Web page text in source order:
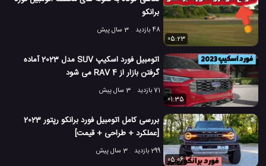
برانکو
48 بازدید
3 سال پیش
05:23
اتومبیل فورد اسکیپ SUV مدل 2023 آماده
گرفتن بازار از RAV 4 می شود
71 بازدید
3 سال پیش
01:35
بررسی کامل اتومبیل فورد برانکو رپتور 2023
[عملکرد + طراحی + قیمت]
299 بازدید
3 سال پیش
05:06